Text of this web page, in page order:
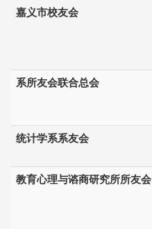
嘉义市校友会
系所友会联合总会
统计学系系友会
教育心理与谘商研究所所友会